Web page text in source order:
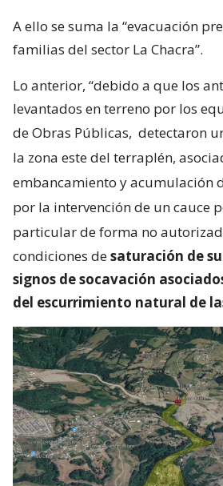
A ello se suma la “evacuación
familias del sector La Chacra”.
Lo anterior, “debido a que los
levantados en terreno por los
de Obras Públicas, detectaron
la zona este del terraplén,
embancamiento y acumulación
por la intervención de un cauce
particular de forma no
condiciones desaturación de
signos de socavación
del escurrimiento natural de